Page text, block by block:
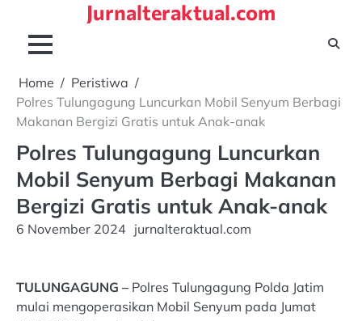
content
Jurnalteraktual.com
Home
Peristiwa
Polres Tulungagung Luncurkan Mobil Senyum Berbagi
Makanan Bergizi Gratis untuk Anak-anak
Polres Tulungagung Luncurkan
Mobil Senyum Berbagi Makanan
Bergizi Gratis untuk Anak-anak
6 November 2024 jurnalteraktual.com
TULUNGAGUNG –Polres Tulungagung Polda Jatim
mulai mengoperasikan Mobil Senyum pada Jumat